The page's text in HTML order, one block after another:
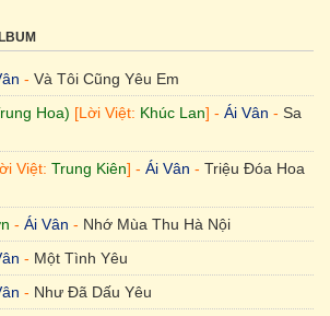
- Và Tôi Cũng Yêu Em
Hoa) [Lời Việt: Khúc Lan] - Ái Vân - Sa
Việt: Trung Kiên] - Ái Vân - Triệu Đóa Hoa
- Ái Vân - Nhớ Mùa Thu Hà Nội
- Một Tình Yêu
- Như Đã Dấu Yêu